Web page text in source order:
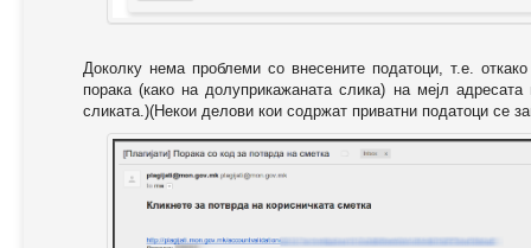
Доколку нема проблеми со внесените податоци, т.е.
порака (како на долуприкажаната слика) на мејл
сликата.)(Некои делови кои содржат приватни податоци се